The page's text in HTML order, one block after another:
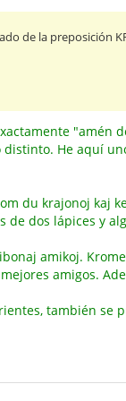
de la preposición
"amén
He aquí
du krajonoj kaj
de dos lápices y
amikoj.
amigos.
también